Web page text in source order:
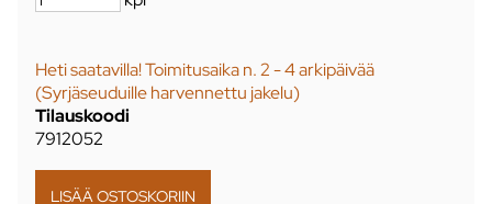
Heti saatavilla! Toimitusaika n. 2 - 4 arkipäivää
(Syrjäseuduille harvennettu jakelu)
Tilauskoodi
7912052